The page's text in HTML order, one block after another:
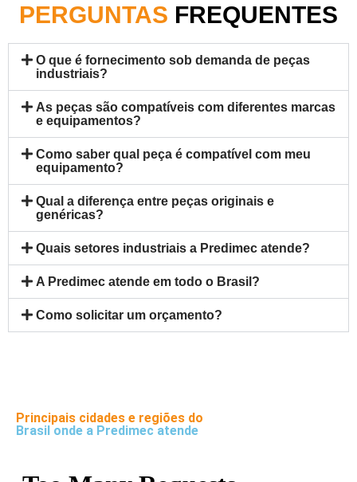
PERGUNTAS FREQUENTES
O que é fornecimento sob demanda de peças
industriais?
As peças são compatíveis com diferentes marcas
e equipamentos?
Como saber qual peça é compatível com meu
equipamento?
Qual a diferença entre peças originais e
genéricas?
Quais setores industriais a Predimec atende?
A Predimec atende em todo o Brasil?
Como solicitar um orçamento?
Principais cidades e regiões do
Brasil onde a Predimec atende